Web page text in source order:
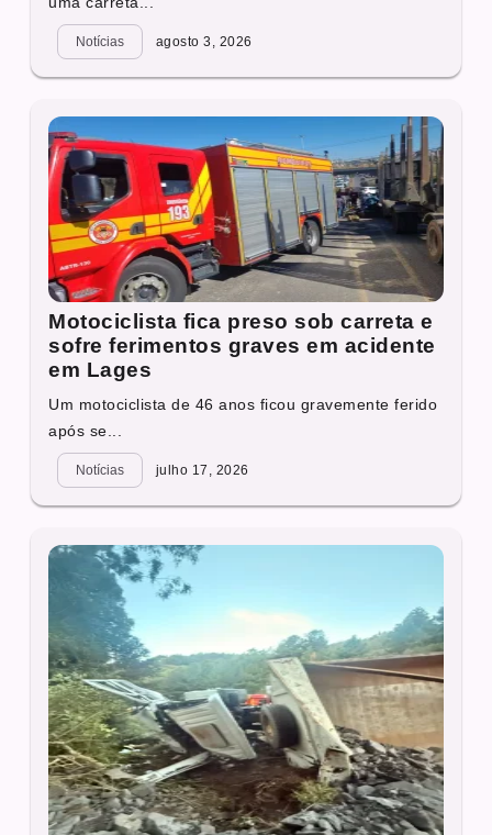
Notícias agosto 3, 2026
Motociclista fica preso sob carreta e
sofre ferimentos graves em acidente
em Lages
Um motociclista de 46 anos ficou gravemente ferido
após se...
Notícias julho 17, 2026